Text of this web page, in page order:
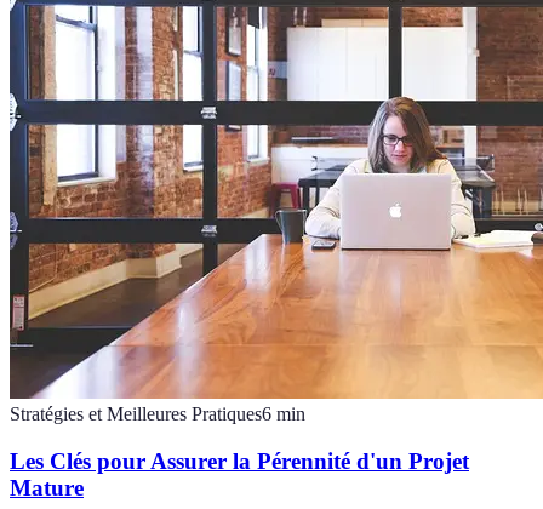
Stratégies et Meilleures Pratiques6 min
Les Clés pour Assurer la Pérennité d'un Projet
Mature